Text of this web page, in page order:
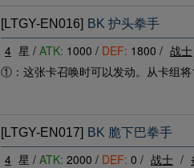
[LTGY-EN016] BK 护头拳手
4 星 / ATK: 1000 / DEF: 1800 / 战士
①：这张卡召唤时可以发动。从卡组
[LTGY-EN017] BK 脆下巴拳手
4 星 / ATK: 2000 / DEF: 0 / 战士 /